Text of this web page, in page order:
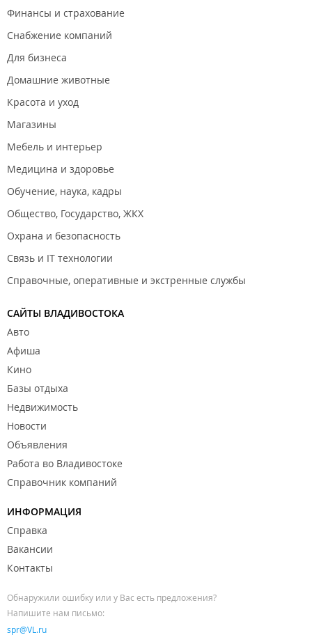
Финансы и страхование
Снабжение компаний
Для бизнеса
Домашние животные
Красота и уход
Магазины
Мебель и интерьер
Медицина и здоровье
Обучение, наука, кадры
Общество, Государство, ЖКХ
Охрана и безопасность
Связь и IT технологии
Справочные, оперативные и экстренные службы
САЙТЫ ВЛАДИВОСТОКА
Авто
Афиша
Кино
Базы отдыха
Недвижимость
Новости
Объявления
Работа во Владивостоке
Справочник компаний
ИНФОРМАЦИЯ
Справка
Вакансии
Контакты
Обнаружили ошибку или у Вас есть предложения?
Напишите нам письмо:
spr@VL.ru